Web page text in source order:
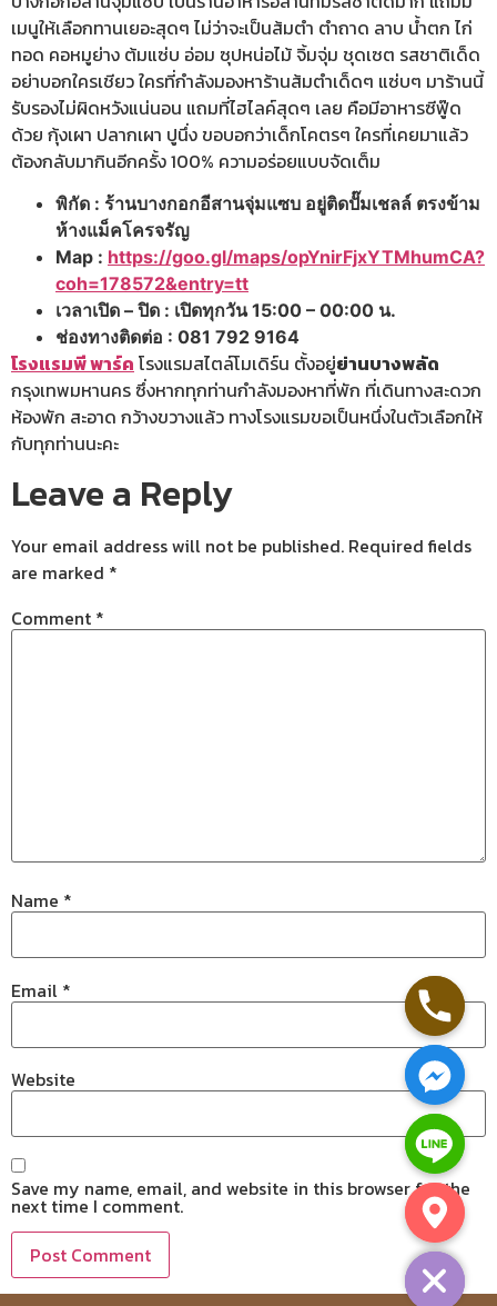
เมนูให้เลือกทานเยอะสุดๆ ไม่ว่าจะเป็นส้มตำ ตำถาด ลาบ น้ำตก ไก่
ทอด คอหมูย่าง ต้มแซ่บ อ่อม ซุปหน่อไม้ จิ้มจุ่ม ชุดเซต รสชาติเด็ด
อย่าบอกใครเชียว ใครที่กำลังมองหาร้านส้มตำเด็ดๆ แซ่บๆ มาร้านนี้
รับรองไม่ผิดหวังแน่นอน แถมที่ไฮไลค์สุดๆ เลย คือมีอาหารซีฟู๊ด
ด้วย กุ้งเผา ปลากเผา ปูนึ่ง ขอบอกว่าเด็กโคตรๆ ใครที่เคยมาแล้ว
ต้องกลับมากินอีกครั้ง 100% ความอร่อยแบบจัดเต็ม
พิกัด : ร้านบางกอกอีสานจุ่มแซบ อยู่ติดปั๊มเชลล์ ตรงข้าม
ห้างแม็คโครจรัญ
Map : https://goo.gl/maps/opYnirFjxYTMhumCA?
coh=178572&entry=tt
เวลาเปิด – ปิด : เปิดทุกวัน 15:00 – 00:00 น.
ช่องทางติดต่อ : 081 792 9164
โรงแรมพี พาร์ค โรงแรมสไตล์โมเดิร์น ตั้งอยู่ย่านบางพลัด
กรุงเทพมหานคร ซึ่งหากทุกท่านกำลังมองหาที่พัก ที่เดินทางสะดวก
ห้องพัก สะอาด กว้างขวางแล้ว ทางโรงแรมขอเป็นหนึ่งในตัวเลือกให้
กับทุกท่านนะคะ
Leave a Reply
Your email address will not be published. Required fields
are marked *
Comment *
Name *
Email *
Website
Save my name, email, and website in this browser for the
next time I comment.
Hide chaty